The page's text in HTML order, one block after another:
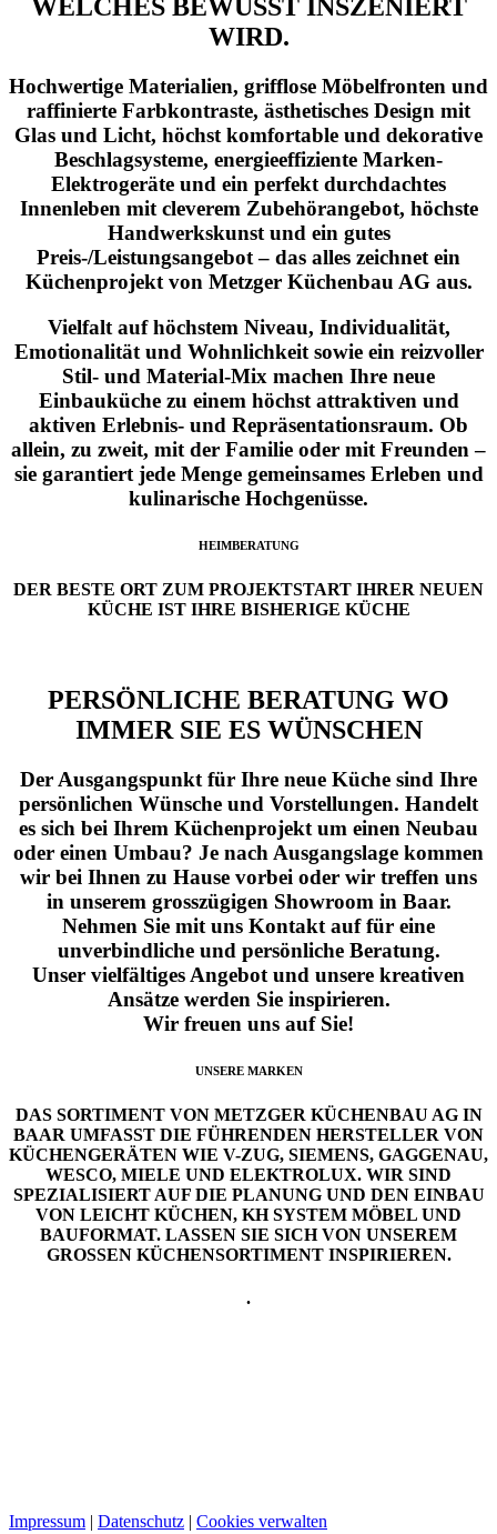
WELCHES BEWUSST INSZENIERT
WIRD.
Hochwertige Materialien, grifflose Möbelfronten und
raffinierte Farbkontraste, ästhetisches Design mit
Glas und Licht, höchst komfortable und dekorative
Beschlagsysteme, energieeffiziente Marken-
Elektrogeräte und ein perfekt durchdachtes
Innenleben mit cleverem Zubehörangebot, höchste
Handwerkskunst und ein gutes
Preis-/Leistungsangebot – das alles zeichnet ein
Küchenprojekt von Metzger Küchenbau AG aus.
Vielfalt auf höchstem Niveau, Individualität,
Emotionalität und Wohnlichkeit sowie ein reizvoller
Stil- und Material-Mix machen Ihre neue
Einbauküche zu einem höchst attraktiven und
aktiven Erlebnis- und Repräsentationsraum. Ob
allein, zu zweit, mit der Familie oder mit Freunden –
sie garantiert jede Menge gemeinsames Erleben und
kulinarische Hochgenüsse.
HEIMBERATUNG
DER BESTE ORT ZUM PROJEKTSTART IHRER NEUEN
KÜCHE IST IHRE BISHERIGE KÜCHE
PERSÖNLICHE BERATUNG WO
IMMER SIE ES WÜNSCHEN
Der Ausgangspunkt für Ihre neue Küche sind Ihre
persönlichen Wünsche und Vorstellungen. Handelt
es sich bei Ihrem Küchenprojekt um einen Neubau
oder einen Umbau? Je nach Ausgangslage kommen
wir bei Ihnen zu Hause vorbei oder wir treffen uns
in unserem grosszügigen Showroom in Baar.
Nehmen Sie mit uns Kontakt auf für eine
unverbindliche und persönliche Beratung.
Unser vielfältiges Angebot und unsere kreativen
Ansätze werden Sie inspirieren.
Wir freuen uns auf Sie!
UNSERE MARKEN
DAS SORTIMENT VON METZGER KÜCHENBAU AG IN
BAAR UMFASST DIE FÜHRENDEN HERSTELLER VON
KÜCHENGERÄTEN WIE V-ZUG, SIEMENS, GAGGENAU,
WESCO, MIELE UND ELEKTROLUX. WIR SIND
SPEZIALISIERT AUF DIE PLANUNG UND DEN EINBAU
VON LEICHT KÜCHEN, KH SYSTEM MÖBEL UND
BAUFORMAT. LASSEN SIE SICH VON UNSEREM
GROSSEN KÜCHENSORTIMENT INSPIRIEREN.
.
Impressum | Datenschutz | Cookies verwalten